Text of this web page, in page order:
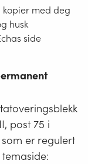
kopier med deg
husk
side
post 75 i
er regulert